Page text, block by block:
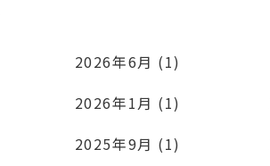
2026年6月 (1)
2026年1月 (1)
2025年9月 (1)